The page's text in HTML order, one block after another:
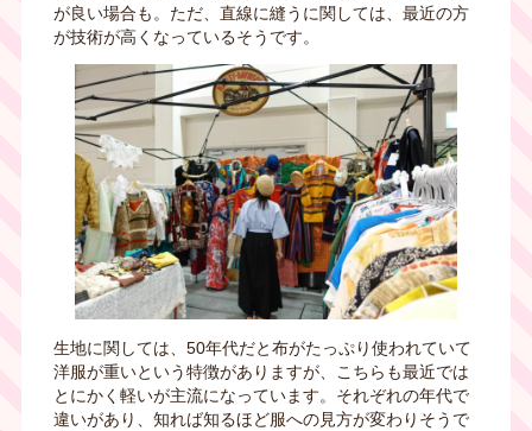
が良い場合も。ただ、直線に縫うに関しては、最近の方
が技術が高くなっているそうです。
生地に関しては、 50年代だと布がたっぷり使われていて
洋服が重いという特徴がありますが、こちらも最近では
とにかく軽いが主流になっています。それぞれの年代で
違いがあり、知れば知るほど服への見方が変わりそうで